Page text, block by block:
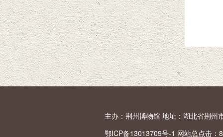
主办：荆州博物馆 地址：湖北省荆
鄂ICP备13013709号-1 网站总点击：